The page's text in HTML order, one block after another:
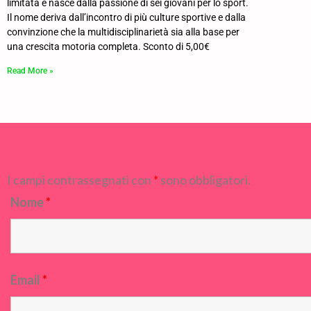
limitata e nasce dalla passione di sei giovani per lo sport.
Il nome deriva dall’incontro di più culture sportive e dalla
convinzione che la multidisciplinarietà sia alla base per
una crescita motoria completa. Sconto di 5,00€
Read More »
I campi contrassegnati con * sono obbligatori.
Nome*
Email*